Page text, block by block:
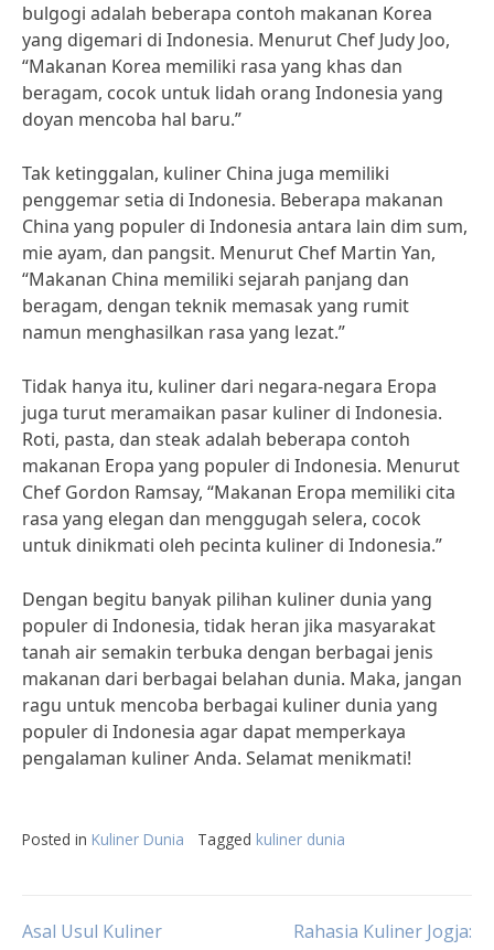
bulgogi adalah beberapa contoh makanan Korea
yang digemari di Indonesia. Menurut Chef Judy Joo,
“Makanan Korea memiliki rasa yang khas dan
beragam, cocok untuk lidah orang Indonesia yang
doyan mencoba hal baru.”
Tak ketinggalan, kuliner China juga memiliki
penggemar setia di Indonesia. Beberapa makanan
China yang populer di Indonesia antara lain dim sum,
mie ayam, dan pangsit. Menurut Chef Martin Yan,
“Makanan China memiliki sejarah panjang dan
beragam, dengan teknik memasak yang rumit
namun menghasilkan rasa yang lezat.”
Tidak hanya itu, kuliner dari negara-negara Eropa
juga turut meramaikan pasar kuliner di Indonesia.
Roti, pasta, dan steak adalah beberapa contoh
makanan Eropa yang populer di Indonesia. Menurut
Chef Gordon Ramsay, “Makanan Eropa memiliki cita
rasa yang elegan dan menggugah selera, cocok
untuk dinikmati oleh pecinta kuliner di Indonesia.”
Dengan begitu banyak pilihan kuliner dunia yang
populer di Indonesia, tidak heran jika masyarakat
tanah air semakin terbuka dengan berbagai jenis
makanan dari berbagai belahan dunia. Maka, jangan
ragu untuk mencoba berbagai kuliner dunia yang
populer di Indonesia agar dapat memperkaya
pengalaman kuliner Anda. Selamat menikmati!
Posted in Kuliner Dunia Tagged kuliner dunia
Asal Usul Kuliner
Rahasia Kuliner Jogja: